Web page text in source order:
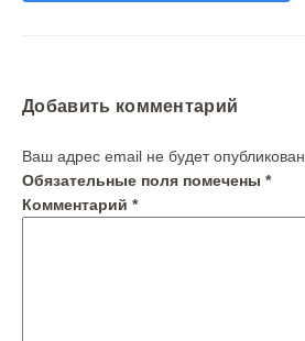
Добавить комментарий
Ваш адрес email не будет опубликован.
Обязательные поля помечены *
Комментарий *